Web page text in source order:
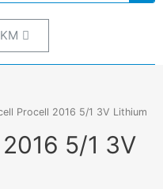
KM
Procell 2016 5/1 3V Lithium
5/1 3V